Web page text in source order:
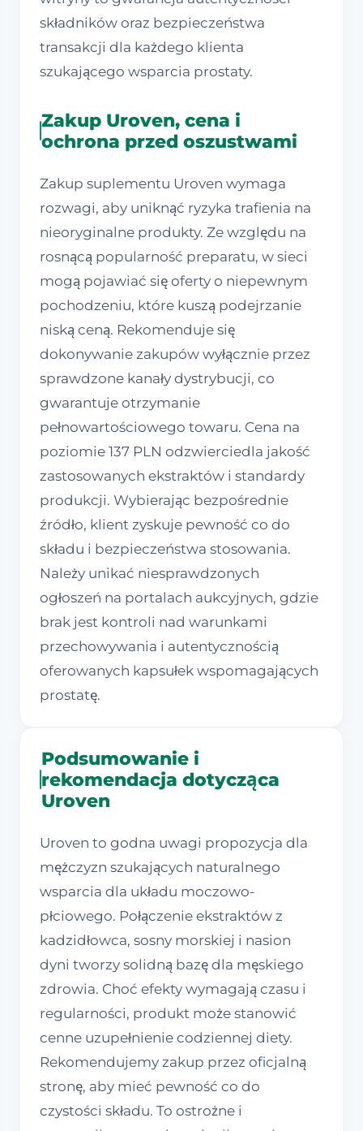
składników oraz bezpieczeństwa
transakcji dla każdego klienta
szukającego wsparcia prostaty.
Zakup Uroven, cena i
ochrona przed oszustwami
Zakup suplementu Uroven wymaga
rozwagi, aby uniknąć ryzyka trafienia na
nieoryginalne produkty. Ze względu na
rosnącą popularność preparatu, w sieci
mogą pojawiać się oferty o niepewnym
pochodzeniu, które kuszą podejrzanie
niską ceną. Rekomenduje się
dokonywanie zakupów wyłącznie przez
sprawdzone kanały dystrybucji, co
gwarantuje otrzymanie
pełnowartościowego towaru. Cena na
poziomie 137 PLN odzwierciedla jakość
zastosowanych ekstraktów i standardy
produkcji. Wybierając bezpośrednie
źródło, klient zyskuje pewność co do
składu i bezpieczeństwa stosowania.
Należy unikać niesprawdzonych
ogłoszeń na portalach aukcyjnych, gdzie
brak jest kontroli nad warunkami
przechowywania i autentycznością
oferowanych kapsułek wspomagających
prostatę.
Podsumowanie i
rekomendacja dotycząca
Uroven
Uroven to godna uwagi propozycja dla
mężczyzn szukających naturalnego
wsparcia dla układu moczowo-
płciowego. Połączenie ekstraktów z
kadzidłowca, sosny morskiej i nasion
dyni tworzy solidną bazę dla męskiego
zdrowia. Choć efekty wymagają czasu i
regularności, produkt może stanowić
cenne uzupełnienie codziennej diety.
Rekomendujemy zakup przez oficjalną
stronę, aby mieć pewność co do
czystości składu. To ostrożne i